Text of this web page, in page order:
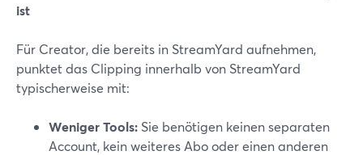
ist
Für Creator, die bereits in StreamYard aufnehmen,
punktet das Clipping innerhalb von StreamYard
typischerweise mit:
Weniger Tools: Sie benötigen keinen separaten
Account, kein weiteres Abo oder einen anderen